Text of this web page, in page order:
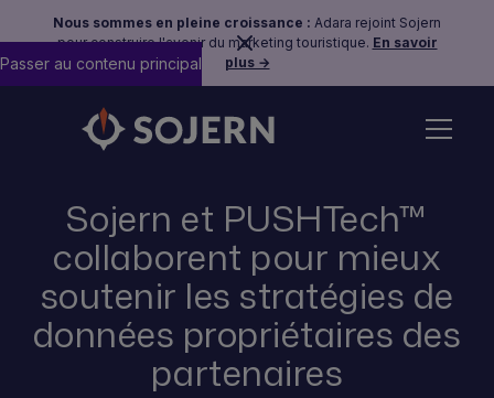
Nous sommes en pleine croissance : Adara rejoint Sojern
pour construire l'avenir du marketing touristique. En savoir
plus →
Passer au contenu principal
Sojern et PUSHTech™
collaborent pour mieux
soutenir les stratégies de
données propriétaires des
partenaires